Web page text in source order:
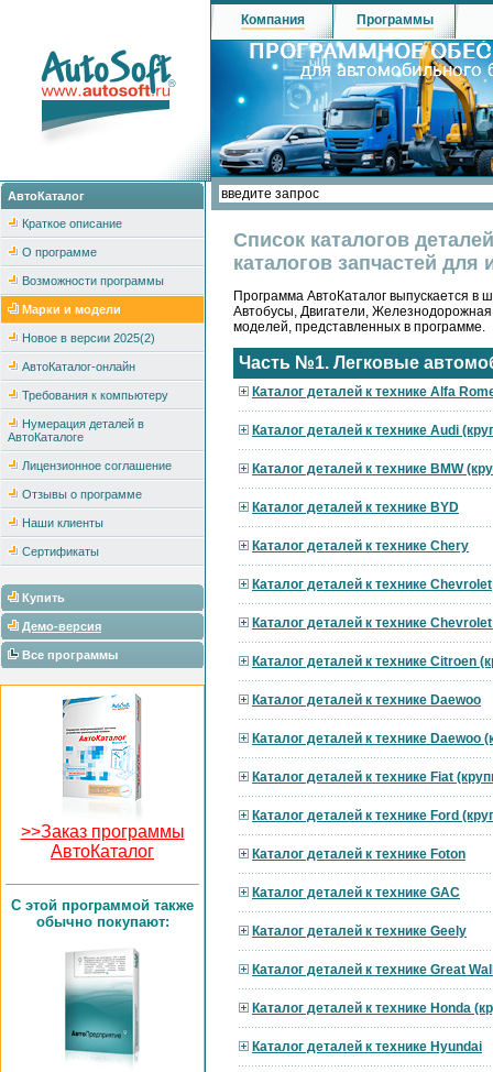
АвтоКаталог
Краткое описание
О программе
Возможности программы
Марки и модели
Новое в версии 2025(2)
АвтоКаталог-онлайн
Требования к компьютеру
Нумерация деталей в
АвтоКаталоге
Лицензионное соглашение
Отзывы о программе
Наши клиенты
Сертификаты
Купить
Демо-версия
Все программы
>>Заказ программы
АвтоКаталог
C этой программой также
обычно покупают:
Компания Программы
Список каталогов
каталогов запчастей для
Программа АвтоКаталог выпускается в
Автобусы, Двигатели,
моделей, представленных в программе.
Часть №1. Легковые
Каталог деталей к технике Alfa
Каталог деталей к технике Audi
Каталог деталей к технике BMW
Каталог деталей к технике BYD
Каталог деталей к технике Chery
Каталог деталей к технике Chevrolet
Каталог деталей к технике
Каталог деталей к технике Citroen
Каталог деталей к технике Daewoo
Каталог деталей к технике Daewoo
Каталог деталей к технике Fiat
Каталог деталей к технике Ford
Каталог деталей к технике Foton
Каталог деталей к технике GAC
Каталог деталей к технике Geely
Каталог деталей к технике Great
Каталог деталей к технике Honda
Каталог деталей к технике Hyundai